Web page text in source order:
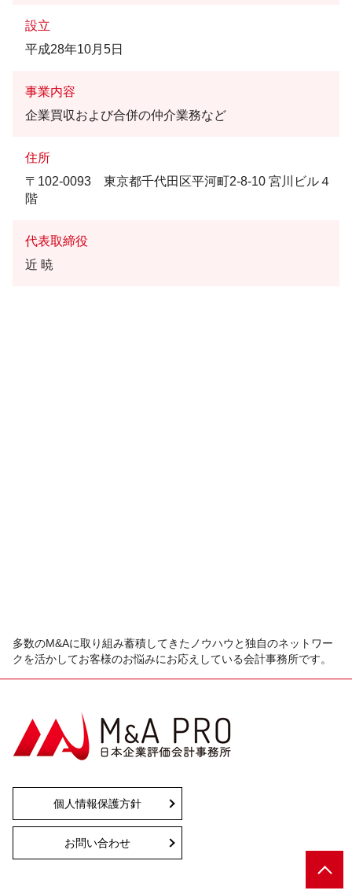
設立
平成28年10月5日
事業内容
企業買収および合併の仲介業務など
住所
〒102-0093 東京都千代田区平河町2-8-10 宮川ビル４
階
代表取締役
近 暁
多数のM&Aに取り組み蓄積してきたノウハウと独自のネットワー
クを活かしてお客様のお悩みにお応えしている会計事務所です。
個人情報保護方針
お問い合わせ